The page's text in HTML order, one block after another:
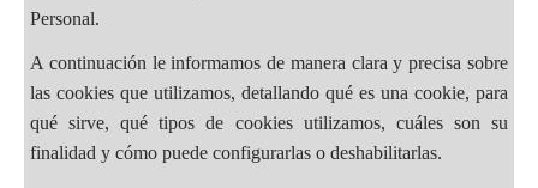
Personal.
A continuación le informamos de manera clara y precisa sobre
las cookies que utilizamos, detallando qué es una cookie, para
qué sirve, qué tipos de cookies utilizamos, cuáles son su
finalidad y cómo puede configurarlas o deshabilitarlas.